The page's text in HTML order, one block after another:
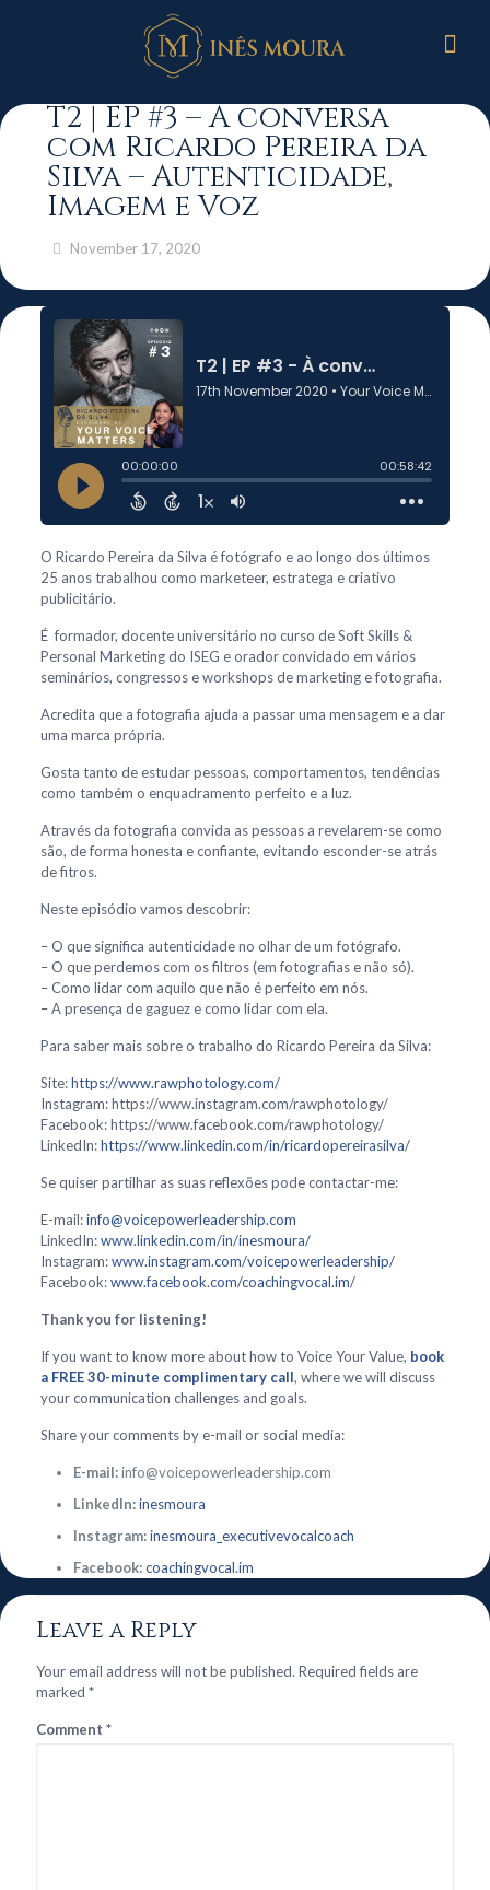
T2 | EP #3 – À conversa
com Ricardo Pereira da
Silva – Autenticidade,
Imagem e Voz
November 17, 2020
O Ricardo Pereira da Silva é fotógrafo e ao longo dos últimos
25 anos trabalhou como marketeer, estratega e criativo
publicitário.
É formador, docente universitário no curso de Soft Skills &
Personal Marketing do ISEG e orador convidado em vários
seminários, congressos e workshops de marketing e fotografia.
Acredita que a fotografia ajuda a passar uma mensagem e a dar
uma marca própria.
Gosta tanto de estudar pessoas, comportamentos, tendências
como também o enquadramento perfeito e a luz.
Através da fotografia convida as pessoas a revelarem-se como
são, de forma honesta e confiante, evitando esconder-se atrás
de fitros.
Neste episódio vamos descobrir:
– O que significa autenticidade no olhar de um fotógrafo.
– O que perdemos com os filtros (em fotografias e não só).
– Como lidar com aquilo que não é perfeito em nós.
– A presença de gaguez e como lidar com ela.
Para saber mais sobre o trabalho do Ricardo Pereira da Silva:
Site:https://www.rawphotology.com/
Instagram: https://www.instagram.com/rawphotology/
Facebook: https://www.facebook.com/rawphotology/
LinkedIn:https://www.linkedin.com/in/ricardopereirasilva/
Se quiser partilhar as suas reflexões pode contactar-me:
E-mail:info@voicepowerleadership.com
LinkedIn:www.linkedin.com/in/inesmoura/
Instagram:www.instagram.com/voicepowerleadership/
Facebook:www.facebook.com/coachingvocal.im/
Thank you for listening!
If you want to know more about how to Voice Your Value, book
a FREE 30-minute complimentary call, where we will discuss
your communication challenges and goals.
Share your comments by e-mail or social media:
E-mail:info@voicepowerleadership.com
LinkedIn:inesmoura
Instagram:inesmoura_executivevocalcoach
Facebook:coachingvocal.im
Leave a Reply
Your email address will not be published. Required fields are
marked *
Comment *